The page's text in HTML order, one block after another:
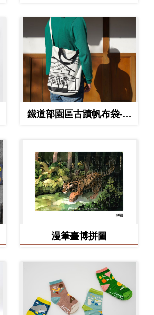
鐵道部園區古蹟帆布袋-工
漫筆臺博拼圖